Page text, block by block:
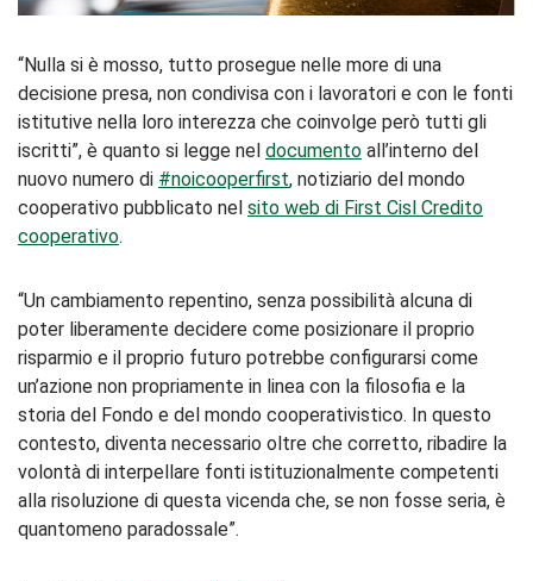
“Nulla si è mosso, tutto prosegue nelle more di una
decisione presa, non condivisa con i lavoratori e con le fonti
istitutive nella loro interezza che coinvolge però tutti gli
iscritti”, è quanto si legge nel documento all’interno del
nuovo numero di #noicooperfirst, notiziario del mondo
cooperativo pubblicato nel sito web di First Cisl Credito
cooperativo.
“Un cambiamento repentino, senza possibilità alcuna di
poter liberamente decidere come posizionare il proprio
risparmio e il proprio futuro potrebbe configurarsi come
un’azione non propriamente in linea con la filosofia e la
storia del Fondo e del mondo cooperativistico. In questo
contesto, diventa necessario oltre che corretto, ribadire la
volontà di interpellare fonti istituzionalmente competenti
alla risoluzione di questa vicenda che, se non fosse seria, è
quantomeno paradossale”.